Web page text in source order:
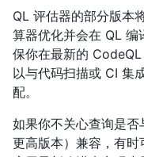
QL 评估器的部分版本
算器优化并会在 QL 编
保你在最新的
以与代码扫描或 CI 集
配。
如果你不关心查询是
更高版本）兼容，有